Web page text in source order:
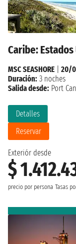
Caribe:
Exteriór desde
$
precio por persona Tasas
Detalles
Reservar
MSC SEASHORE
20/
Duración: 3 noches
Salida desde: Port